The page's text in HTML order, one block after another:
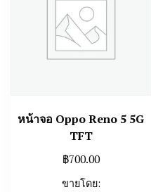
หน้าจอ Oppo Reno 5 5G
TFT
฿700.00
ขายโดย: